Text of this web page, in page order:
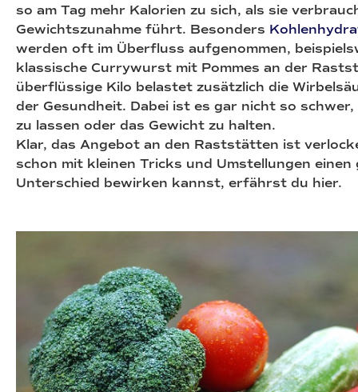
so am Tag mehr Kalorien zu sich, als sie
Gewichtszunahme führt. Besonders
werden oft im Überfluss aufgenommen,
klassische Currywurst mit Pommes an der
überflüssige Kilo belastet zusätzlich die
der Gesundheit. Dabei ist es gar nicht so
zu lassen oder das Gewicht zu halten.
Klar, das Angebot an den Raststätten ist
schon mit kleinen Tricks und Umstellungen einen
Unterschied bewirken kannst, erfährst du hier.